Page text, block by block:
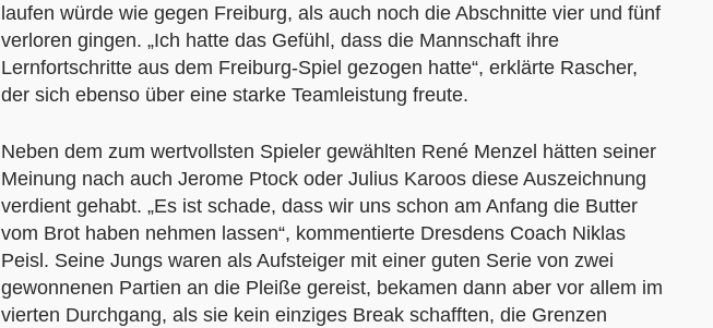
laufen würde wie gegen Freiburg, als auch noch die Abschnitte vier und fünf
verloren gingen. „Ich hatte das Gefühl, dass die Mannschaft ihre
Lernfortschritte aus dem Freiburg-Spiel gezogen hatte“, erklärte Rascher,
der sich ebenso über eine starke Teamleistung freute.
Neben dem zum wertvollsten Spieler gewählten René Menzel hätten seiner
Meinung nach auch Jerome Ptock oder Julius Karoos diese Auszeichnung
verdient gehabt. „Es ist schade, dass wir uns schon am Anfang die Butter
vom Brot haben nehmen lassen“, kommentierte Dresdens Coach Niklas
Peisl. Seine Jungs waren als Aufsteiger mit einer guten Serie von zwei
gewonnenen Partien an die Pleiße gereist, bekamen dann aber vor allem im
vierten Durchgang, als sie kein einziges Break schafften, die Grenzen